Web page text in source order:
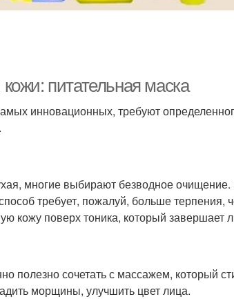
питательная маска
инновационных, требуют
многие выбирают безводное
требует, пожалуй, больше
кожу поверх тоника, который
полезно сочетать с массажем, который
морщины, улучшить цвет лица.